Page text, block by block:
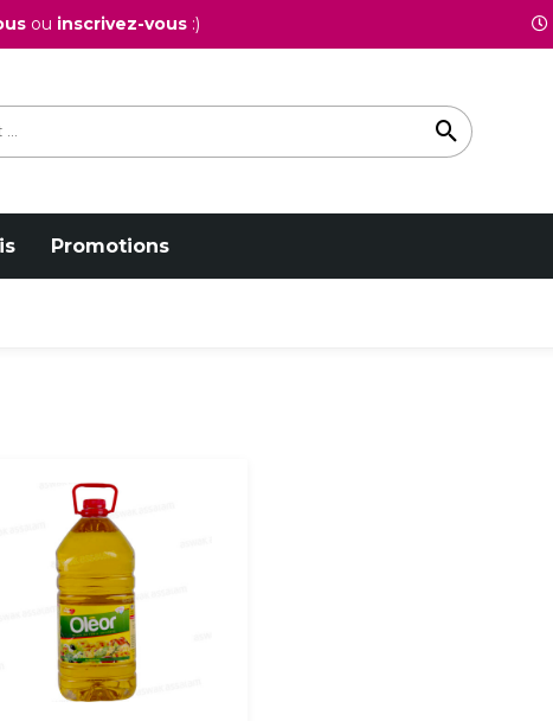
ou inscrivez-vous :)
Promotions